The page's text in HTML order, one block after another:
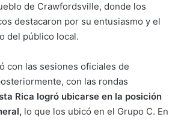
de Crawfordsville, donde los
destacaron por su entusiasmo y el
del público local.
con las sesiones oficiales de
con las rondas
Rica logró ubicarse en la posición
lo que los ubicó en el Grupo C. En